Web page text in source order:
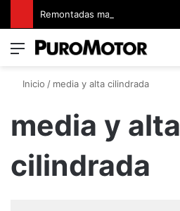
Menú
Inicio / media y alta cilindrada
media y alta
cilindrada